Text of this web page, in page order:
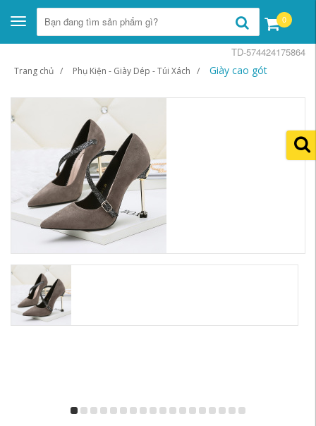
Toggle
navigation
0
Trang chủ Phụ Kiện - Giày Dép - Túi Xách Giày cao gót
TD-574424175864